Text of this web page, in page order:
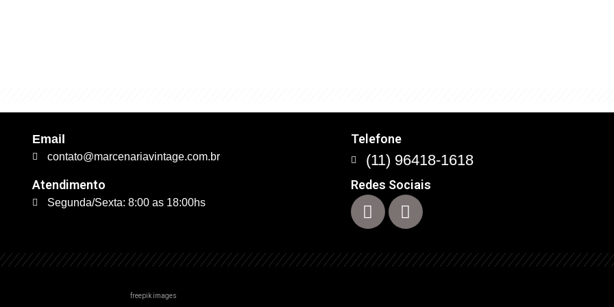
Email
contato@marcenariavintage.com.br
Atendimento
Segunda/Sexta: 8:00 as 18:00hs
Telefone
(11) 96418-1618
Redes Sociais
freepik images